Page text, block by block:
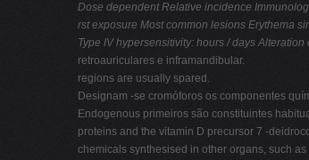
Dose dependent Relative incidence
rst exposure Most common lesions Erythema
Type IV hypersensitivity: hours / days Alteration
retroauriculares e inframandibular.
regions are usually spared.
Designam -se cromóforos os componentes
Endogenous primeiros são constituintes
proteins and the vitamin D precursor 7 -
chemicals synthesised in other organs, such